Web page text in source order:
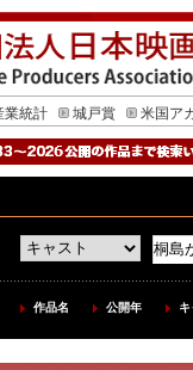
業統計 城戸賞 米国ア
作品名 公開年